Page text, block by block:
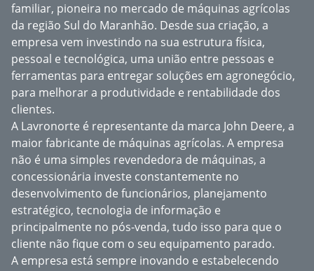
familiar, pioneira no mercado de máquinas agrícolas
da região Sul do Maranhão. Desde sua criação, a
empresa vem investindo na sua estrutura física,
pessoal e tecnológica, uma união entre pessoas e
ferramentas para entregar soluções em agronegócio,
para melhorar a produtividade e rentabilidade dos
clientes.
A Lavronorte é representante da marca John Deere, a
maior fabricante de máquinas agrícolas. A empresa
não é uma simples revendedora de máquinas, a
concessionária investe constantemente no
desenvolvimento de funcionários, planejamento
estratégico, tecnologia de informação e
principalmente no pós-venda, tudo isso para que o
cliente não fique com o seu equipamento parado.
A empresa está sempre inovando e estabelecendo